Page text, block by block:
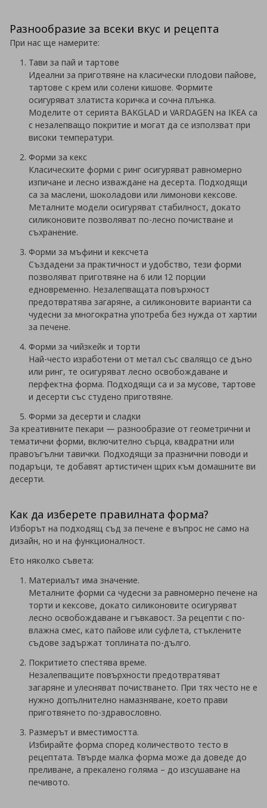
Разнообразие за всеки вкус и рецепта
При нас ще намерите:
Тави за пай и тартове
Идеални за приготвяне на класически плодови пайове,
тартове с крем или солени кишове. Формите
осигуряват златиста коричка и сочна плънка.
Моделите от серията BAKGLAD и VARDAGEN на IKEA са
с незалепващо покритие и могат да се използват при
високи температури.
Форми за кекс
Класическите форми с ринг осигуряват равномерно
изпичане и лесно изваждане на десерта. Подходящи
са за маслени, шоколадови или лимонови кексове.
Металните модели осигуряват стабилност, докато
силиконовите позволяват по-лесно почистване и
съхранение.
Форми за мъфини и кексчета
Създадени за практичност и удобство, тези форми
позволяват приготвяне на 6 или 12 порции
едновременно. Незалепващата повърхност
предотвратява загаряне, а силиконовите варианти са
чудесни за многократна употреба без нужда от хартии
за печене.
Форми за чийзкейк и торти
Най-често изработени от метал със свалящо се дъно
или ринг, те осигуряват лесно освобождаване и
перфектна форма. Подходящи са и за мусове, тартове
и десерти със студено приготвяне.
Форми за десерти и сладки
За креативните пекари — разнообразие от геометрични и
тематични форми, включително сърца, квадратни или
правоъгълни тавички. Подходящи за празнични поводи и
подаръци, те добавят артистичен щрих към домашните ви
десерти.
Как да изберете правилната форма?
Изборът на подходящ съд за печене е въпрос не само на
дизайн, но и на функционалност.
Ето няколко съвета:
Материалът има значение.
Металните форми са чудесни за равномерно печене на
торти и кексове, докато силиконовите осигуряват
лесно освобождаване и гъвкавост. За рецепти с по-
влажна смес, като пайове или суфлета, стъклените
съдове задържат топлината по-дълго.
Покритието спестява време.
Незалепващите повърхности предотвратяват
загаряне и улесняват почистването. При тях често не е
нужно допълнително намазняване, което прави
приготвянето по-здравословно.
Размерът и вместимостта.
Избирайте форма според количеството тесто в
рецептата. Твърде малка форма може да доведе до
преливане, а прекалено голяма – до изсушаване на
печивото.